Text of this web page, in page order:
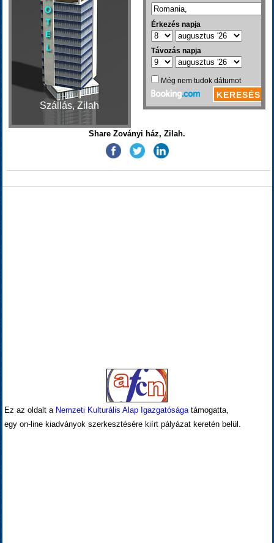
Szállás, Zilah
Share Zoványi ház, Zilah.
Ez az oldalt a Nemzeti Kulturális Alap Igazgatóságatámogatta,
egy on-line kiadványok szerkesztésére kiírt pályázat keretén belül.